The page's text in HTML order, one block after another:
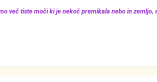
več tiste moči ki je nekoč premikala nebo in zemljo,